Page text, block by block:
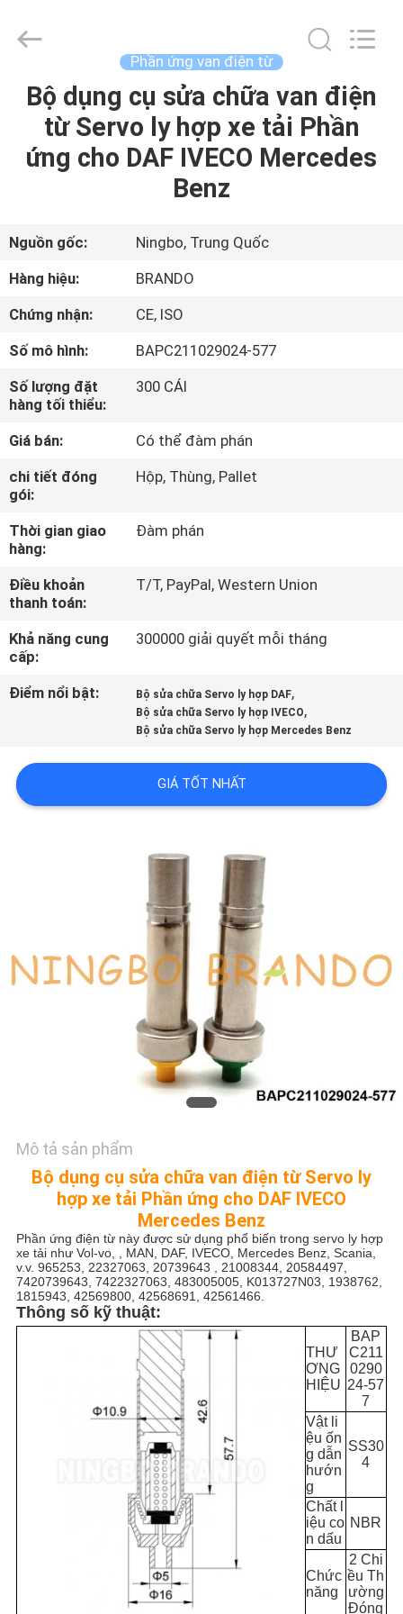
NHÀ
SẢN
VỀ
CHÚNG
TÔI
CHUYẾN
THAM
QUAN
NHÀ
MÁY
KIỂM
SOÁT
CHẤT
LƯỢNG
LIÊN
CHÚNG
TÔI
GIÁ
ĐỒ
TRANG
CHÍNH
SÁCH
BẢO
Brando
Hardware
Reserved.
Phần ứng van điện từ
Bộ dụng cụ sửa chữa van điện
từ Servo ly hợp xe tải Phần
ứng cho DAF IVECO Mercedes
Benz
Nguồn gốc:
Ningbo, Trung Quốc
Hàng hiệu:
BRANDO
Chứng nhận:
CE, ISO
Số mô hình:
BAPC211029024-577
Số lượng đặt
hàng tối thiểu:
300 CÁI
Giá bán:
Có thể đàm phán
chi tiết đóng
gói:
Hộp, Thùng, Pallet
Thời gian giao
hàng:
Đàm phán
Điều khoản
thanh toán:
T/T, PayPal, Western Union
Khả năng cung
cấp:
300000 giải quyết mỗi tháng
Điểm nổi bật: Bộ sửa chữa Servo ly hợp DAF,
Bộ sửa chữa Servo ly hợp IVECO,
Bộ sửa chữa Servo ly hợp Mercedes Benz
GIÁ TỐT NHẤT
Mô tả sản phẩm
Bộ dụng cụ sửa chữa van điện từ Servo ly
hợp xe tải Phần ứng cho DAF IVECO
Mercedes Benz
Phần ứng điện từ này được sử dụng phổ biến trong servo ly hợp
xe tải như Vol-vo, , MAN, DAF, IVECO, Mercedes Benz, Scania,
v.v. 965253, 22327063, 20739643 , 21008344, 20584497,
7420739643, 7422327063, 483005005, K013727N03, 1938762,
1815943, 42569800, 42568691, 42561466.
Thông số kỹ thuật:
THƯ
ƠNG
HIỆU
BAP
C211
0290
24-57
7
Vật li
ệu ốn
g dẫn
hướn
g
SS30
4
Chất l
iệu co
n dấu
NBR
Chức
năng
2 Chi
ều Th
ường
Đóng